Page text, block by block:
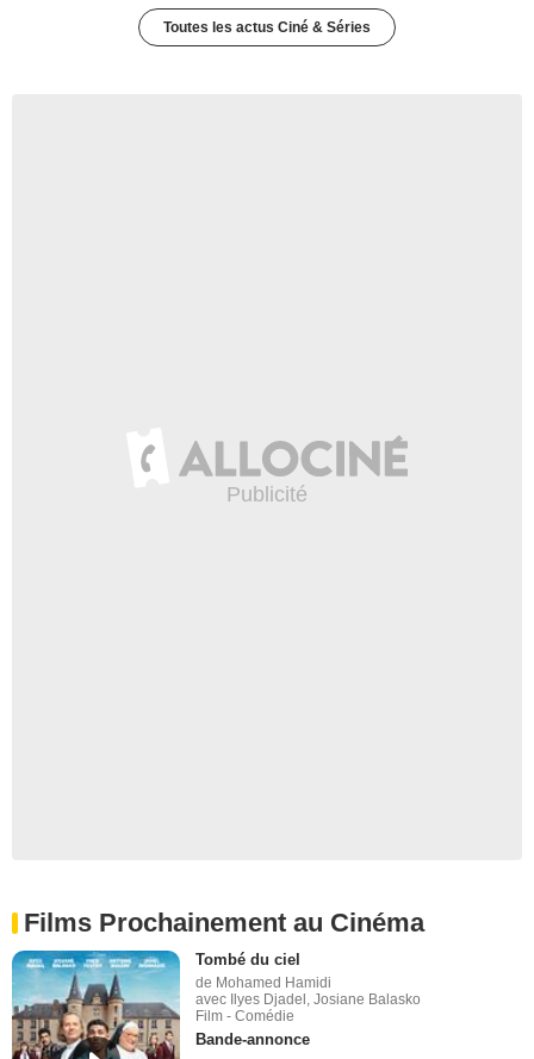
Toutes les actus Ciné & Séries
Films Prochainement au Cinéma
Tombé du ciel
de Mohamed Hamidi
avec Ilyes Djadel, Josiane Balasko
Film - Comédie
Bande-annonce